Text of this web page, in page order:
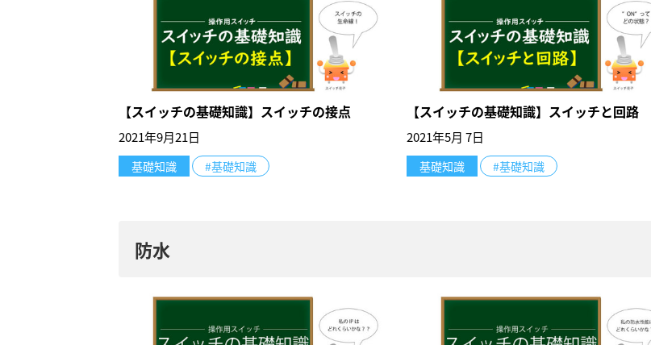
【スイッチの基礎知識】スイッチの接点
2021年9月21日
基礎知識 #基礎知識
【スイッチの基礎知識】スイッチと回路
2021年5月 7日
基礎知識 #基礎知識
防水